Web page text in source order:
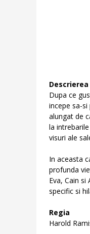
Dupa ce
incepe sa-
alungat de
la
visuri ale
In aceasta
profunda
Eva, Cain
specific si
Regia
Harold